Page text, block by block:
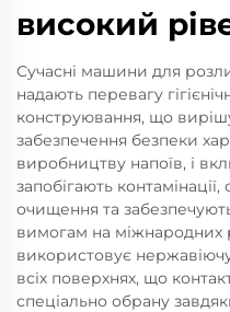
високий
Сучасні машини для
надають перевагу
конструювання, що
забезпечення безпеки
виробництву напоїв, і
запобігають
очищення та
вимогам на міжнародних
використовує
всіх поверхнях, що
спеціально обрану